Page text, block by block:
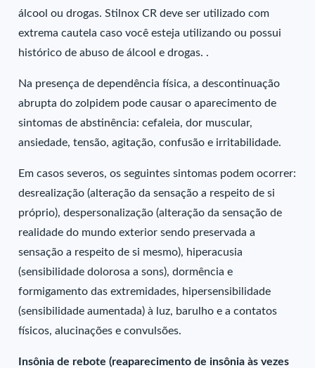
álcool ou drogas. Stilnox CR deve ser utilizado com
extrema cautela caso você esteja utilizando ou possui
histórico de abuso de álcool e drogas. .
Na presença de dependência física, a descontinuação
abrupta do zolpidem pode causar o aparecimento de
sintomas de abstinência: cefaleia, dor muscular,
ansiedade, tensão, agitação, confusão e irritabilidade.
Em casos severos, os seguintes sintomas podem ocorrer:
desrealização (alteração da sensação a respeito de si
próprio), despersonalização (alteração da sensação de
realidade do mundo exterior sendo preservada a
sensação a respeito de si mesmo), hiperacusia
(sensibilidade dolorosa a sons), dormência e
formigamento das extremidades, hipersensibilidade
(sensibilidade aumentada) à luz, barulho e a contatos
físicos, alucinações e convulsões.
Insônia de rebote (reaparecimento de insônia às vezes